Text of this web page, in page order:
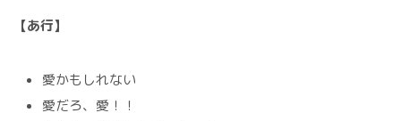
【あ行】
愛かもしれない
愛だろ、愛！！